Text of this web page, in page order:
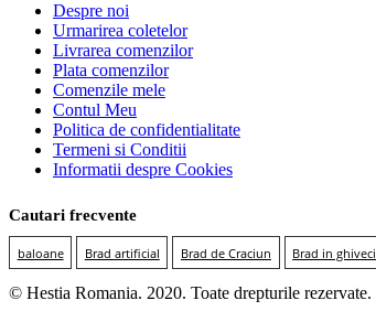
Despre noi
Urmarirea coletelor
Livrarea comenzilor
Plata comenzilor
Comenzile mele
Contul Meu
Politica de confidentialitate
Termeni si Conditii
Informatii despre Cookies
Cautari frecvente
baloane Brad artificial Brad de Craciun Brad in ghiveci
© Hestia Romania. 2020. Toate drepturile rezervate.